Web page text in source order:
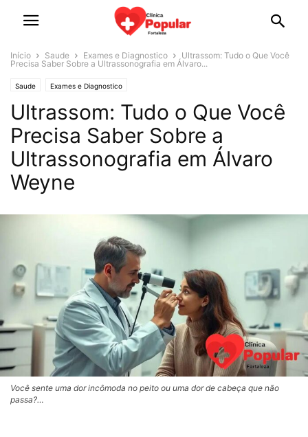
Início Saude Exames e Diagnostico
Ultrassom: Tudo o Que Você
Precisa Saber Sobre a Ultrassonografia em Álvaro...
Saude Exames e Diagnostico
Ultrassom: Tudo o Que Você
Precisa Saber Sobre a
Ultrassonografia em Álvaro
Weyne
Você sente uma dor incômoda no peito ou uma dor de cabeça que não
passa?…